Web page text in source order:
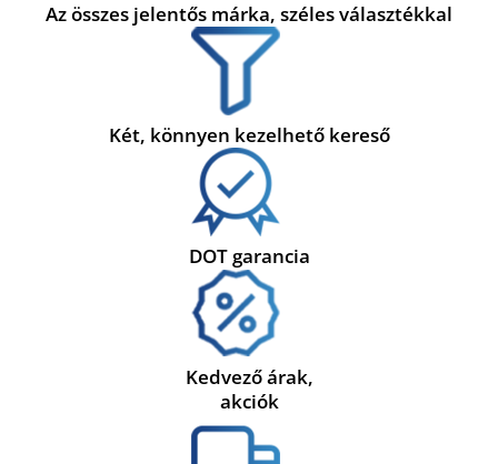
Az összes jelentős márka, széles választékkal
Két, könnyen kezelhető kereső
DOT garancia
Kedvező árak,
akciók